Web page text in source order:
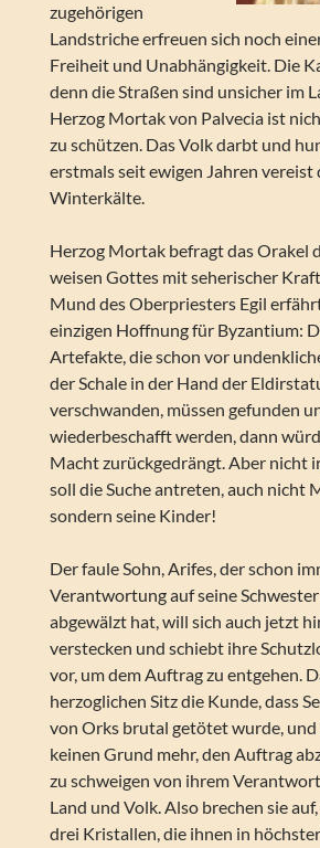
zugehörigen
Landstriche erfreuen sich noch
Freiheit und Unabhängigkeit. Die
denn die Straßen sind unsicher im
Herzog Mortak von Palvecia ist
zu schützen. Das Volk darbt und
erstmals seit ewigen Jahren vereist
Winterkälte.
Herzog Mortak befragt das Orakel
weisen Gottes mit seherischer
Mund des Oberpriesters Egil
einzigen Hoffnung für Byzantium:
Artefakte, die schon vor
der Schale in der Hand der
verschwanden, müssen gefunden
wiederbeschafft werden, dann
Macht zurückgedrängt. Aber nicht
soll die Suche antreten, auch nicht
sondern seine Kinder!
Der faule Sohn, Arifes, der schon
Verantwortung auf seine
abgewälzt hat, will sich auch jetzt
verstecken und schiebt ihre
vor, um dem Auftrag zu entgehen.
herzoglichen Sitz die Kunde, dass
von Orks brutal getötet wurde, und
keinen Grund mehr, den Auftrag
zu schweigen von ihrem
Land und Volk. Also brechen sie
drei Kristallen, die ihnen in